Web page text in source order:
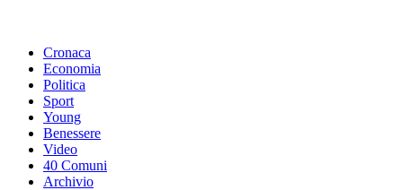
Cronaca
Economia
Politica
Sport
Young
Benessere
Video
40 Comuni
Archivio